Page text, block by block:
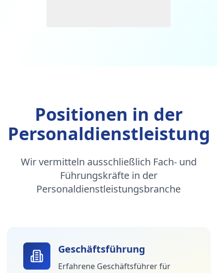
Positionen in der
Personaldienstleistung
Wir vermitteln ausschließlich Fach- und
Führungskräfte in der
Personaldienstleistungsbranche
Geschäftsführung
Erfahrene Geschäftsführer für